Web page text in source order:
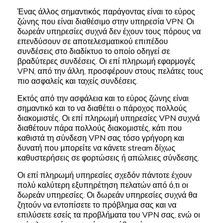
Ένας άλλος σημαντικός παράγοντας είναι το εύρος
ζώνης που είναι διαθέσιμο στην υπηρεσία VPN. Οι
δωρεάν υπηρεσίες συχνά δεν έχουν τους πόρους να
επενδύσουν σε αποτελεσματικού επιπέδου
συνδέσεις στο διαδίκτυο το οποίο οδηγεί σε
βραδύτερες συνδέσεις. Οι επί πληρωμή εφαρμογές
VPN, από την άλλη, προσφέρουν στους πελάτες τους
πιο ασφαλείς και ταχείς συνδέσεις.
Εκτός από την ασφάλεια και το εύρος ζώνης είναι
σημαντικό και το να διαθέτει ο πάροχος πολλούς
διακομιστές. Οι επί πληρωμή υπηρεσίες VPN συχνά
διαθέτουν πάρα πολλούς διακομιστές, κάτι που
καθιστά τη σύνδεση VPN σας τόσο γρήγορη και
δυνατή που μπορείτε να κάνετε stream δίχως
καθυστερήσεις σε φορτώσεις ή απώλειες σύνδεσης.
Οι επί πληρωμή υπηρεσίες σχεδόν πάντοτε έχουν
πολύ καλύτερη εξυπηρέτηση πελατών από ό,τι οι
δωρεάν υπηρεσίες. Οι δωρεάν υπηρεσίες συχνά θα
ζητούν να εντοπίσετε το πρόβλημα σας και να
επιλύσετε εσείς τα προβλήματα του VPN σας, ενώ οι